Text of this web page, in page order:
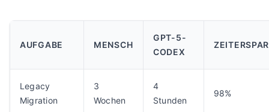
AUFGABE MENSCH
GPT-5-
CODEX
Legacy
Migration
3
Wochen
4
Stunden
98%